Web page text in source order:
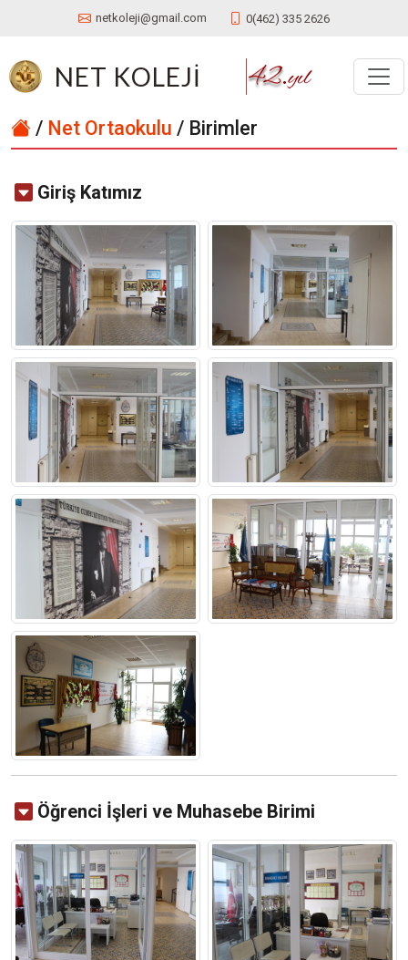
netkoleji@gmail.com 0(462) 335 2626
NET KOLEJİ
/ Net Ortaokulu / Birimler
Giriş Katımız
Öğrenci İşleri ve Muhasebe Birimi